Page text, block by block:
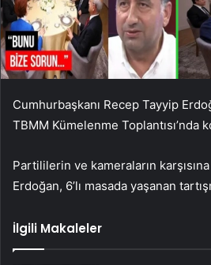
Cumhurbaşkanı Recep Tayyip
TBMM Kümelenme Toplantısı’nda
Partililerin ve kameraların
Erdoğan, 6’lı masada yaşanan
İlgili Makaleler